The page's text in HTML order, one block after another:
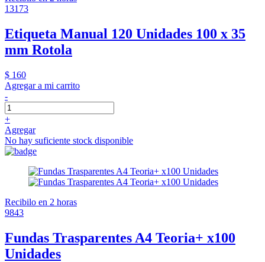
13173
Etiqueta Manual 120 Unidades 100 x 35
mm Rotola
$ 160
Agregar a mi carrito
-
+
Agregar
No hay suficiente stock disponible
Recibilo en 2 horas
9843
Fundas Trasparentes A4 Teoria+ x100
Unidades